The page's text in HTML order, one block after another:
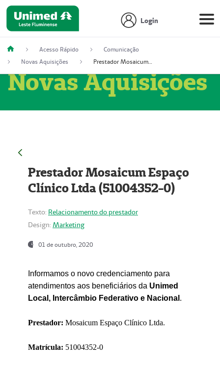
Login
Acesso Rápido
Comunicação
Novas Aquisições
Prestador Mosaicum Espaço Clínico Ltda (51004352-0)
Novas Aquisições
Prestador Mosaicum Espaço
Clínico Ltda (51004352-0)
Texto: Relacionamento do prestador
Design: Marketing
01 de outubro, 2020
Informamos o novo credenciamento para
atendimentos aos beneficiários da Unimed
Local, Intercâmbio Federativo e Nacional .
Prestador: Mosaicum Espaço Clínico Ltda.
Matrícula: 51004352-0